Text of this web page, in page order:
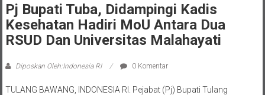
Pj Bupati Tuba, Didampingi Kadis
Kesehatan Hadiri MoU Antara Dua
RSUD Dan Universitas Malahayati
Diposkan Oleh:Indonesia RI 0 Komentar
TULANG BAWANG, INDONESIA RI. Pejabat (Pj) Bupati Tulang